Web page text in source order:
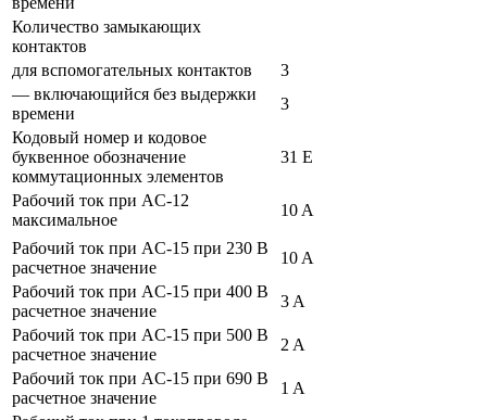
Количество замыкающих
контактов
для вспомогательных контактов
3
— включающийся без выдержки
времени
3
Кодовый номер и кодовое
буквенное обозначение
коммутационных элементов
31 E
Рабочий ток при AC-12
максимальное
10 A
Рабочий ток при AC-15 при 230 В
расчетное значение
10 A
Рабочий ток при AC-15 при 400 В
расчетное значение
3 A
Рабочий ток при AC-15 при 500 В
расчетное значение
2 A
Рабочий ток при AC-15 при 690 В
расчетное значение
1 A